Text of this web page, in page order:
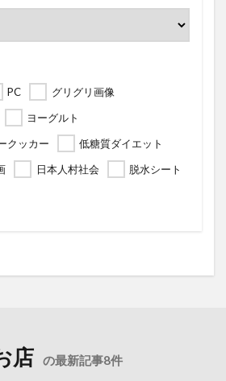
PC
グリグリ画像
ヨーグルト
クッカー
低糖質ダイエット
日本人村社会 脱水シート
店 の最新記事8件